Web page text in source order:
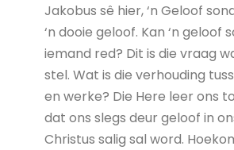
Jakobus sê hier, ‘n Geloof
‘n dooie geloof. Kan ‘n geloof
iemand red? Dit is die vraag
stel. Wat is die verhouding
en werke? Die Here leer ons
dat ons slegs deur geloof in
Christus salig sal word.